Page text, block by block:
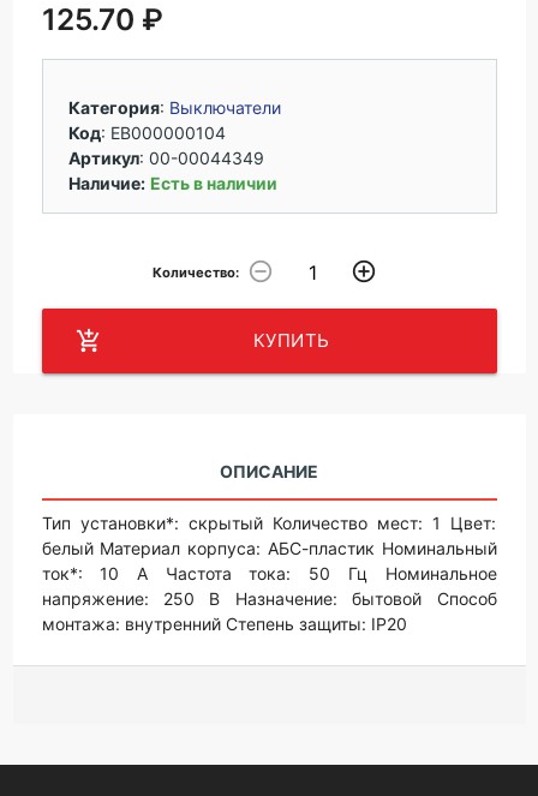
125.70 ₽
Категория: Выключатели
Код: ЕВ000000104
Артикул: 00-00044349
Наличие: Есть в наличии
Количество: remove_circle_outline add_circle_outline
add_shopping_cart КУПИТЬ
ОПИСАНИЕ
Тип установки*: скрытый Количество мест: 1 Цвет:
белый Материал корпуса: АБС-пластик Номинальный
ток*: 10 А Частота тока: 50 Гц Номинальное
напряжение: 250 В Назначение: бытовой Способ
монтажа: внутренний Степень защиты: IP20